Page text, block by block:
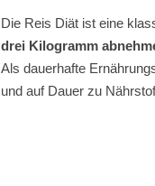
Die Reis Diät ist eine
drei Kilogramm
Als dauerhafte
und auf Dauer zu